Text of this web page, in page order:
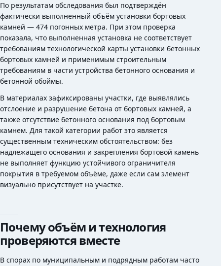
По результатам обследования был подтверждён
фактически выполненный объём установки бортовых
камней — 474 погонных метра. При этом проверка
показала, что выполненная установка не соответствует
требованиям технологической карты установки бетонных
бортовых камней и применимым строительным
требованиям в части устройства бетонного основания и
бетонной обоймы.
В материалах зафиксированы участки, где выявлялись
отслоение и разрушение бетона от бортовых камней, а
также отсутствие бетонного основания под бортовым
камнем. Для такой категории работ это является
существенным техническим обстоятельством: без
надлежащего основания и закрепления бортовой камень
не выполняет функцию устойчивого ограничителя
покрытия в требуемом объёме, даже если сам элемент
визуально присутствует на участке.
Почему объём и технология
проверяются вместе
В спорах по муниципальным и подрядным работам часто